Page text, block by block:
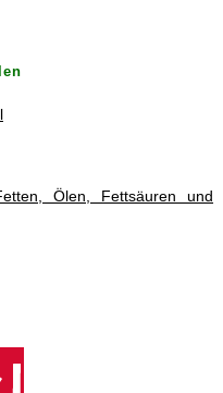
Ölen, Fettsäuren und